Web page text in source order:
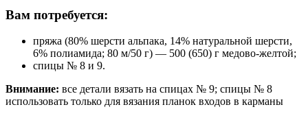
Вам потребуется:
пряжа (80% шерсти альпака, 14% натуральной шерсти,
6% полиамида; 80 м/50 г) — 500 (650) г медово-желтой;
спицы № 8 и 9.
Внимание: все детали вязать на спицах № 9; спицы № 8
использовать только для вязания планок входов в карманы